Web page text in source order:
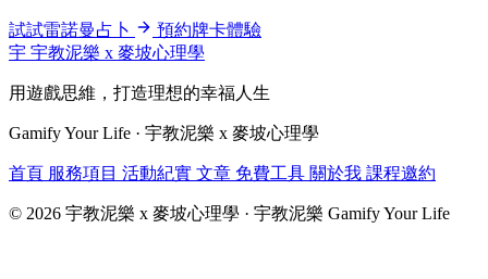
試試雷諾曼占卜
預約牌卡體驗
宇 宇教泥樂 x 麥坡心理學
用遊戲思維，打造理想的幸福人生
Gamify Your Life · 宇教泥樂 x 麥坡心理學
首頁 服務項目 活動紀實 文章 免費工具 關於我 課程邀約
© 2026 宇教泥樂 x 麥坡心理學 · 宇教泥樂 Gamify Your Life